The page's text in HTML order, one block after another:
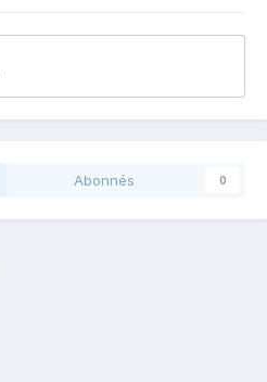
Abonnés 0